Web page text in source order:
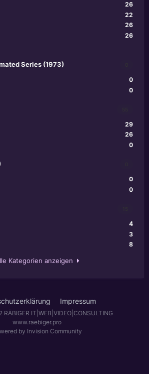
26
22
26
26
Series (1973)
0
0
29
26
0
0
0
4
3
8
Kategorien anzeigen
Impressum
IT|WEB|VIDEO|CONSULTING
www.raebiger.pro
by Invision Community